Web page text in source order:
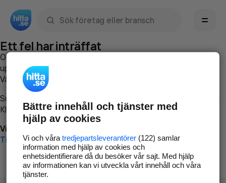
Ett fel har inträffat
Om du vill kan du
uppstod så att vi lättare och snabbare kan avhjälpa det.
Vänligen försök med följande:
Surfa till
Klicka påTillbaka-knappen i webbläsaren och försök igen
Vi beklagar besväret!
Till startsidan
Bättre innehåll och tjänster med
hjälp av cookies
Vi och våra tredjepartsleverantörer(122) samlar
information med hjälp av cookies och
enhetsidentifierare då du besöker vår sajt. Med hjälp
av informationen kan vi utveckla vårt innehåll och våra
tjänster.